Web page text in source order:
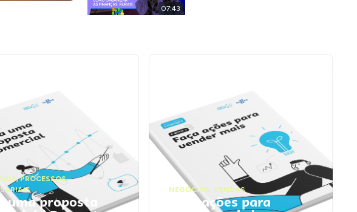
07:43
,PROCESSOS
uma proposta
NEGÓCIOS, VENDAS
Faça ações para